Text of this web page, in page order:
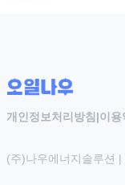
개인정보처리방침 |이용
(주)나우에너지솔루션